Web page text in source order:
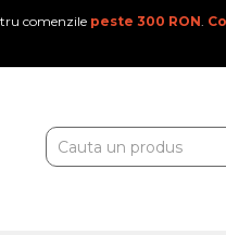
comenzile peste 300 RON.